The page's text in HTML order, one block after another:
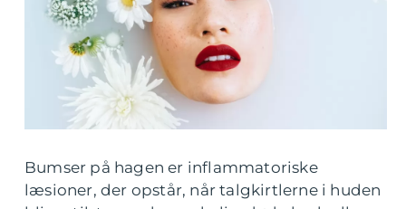
Bumser på hagen er inflammatoriske
læsioner, der opstår, når talgkirtlerne i huden